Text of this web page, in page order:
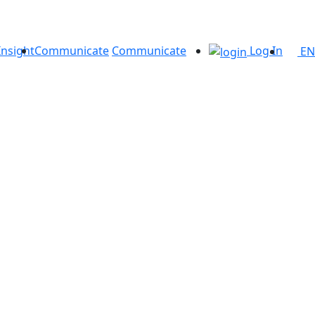
Communicate Communicate Log In EN